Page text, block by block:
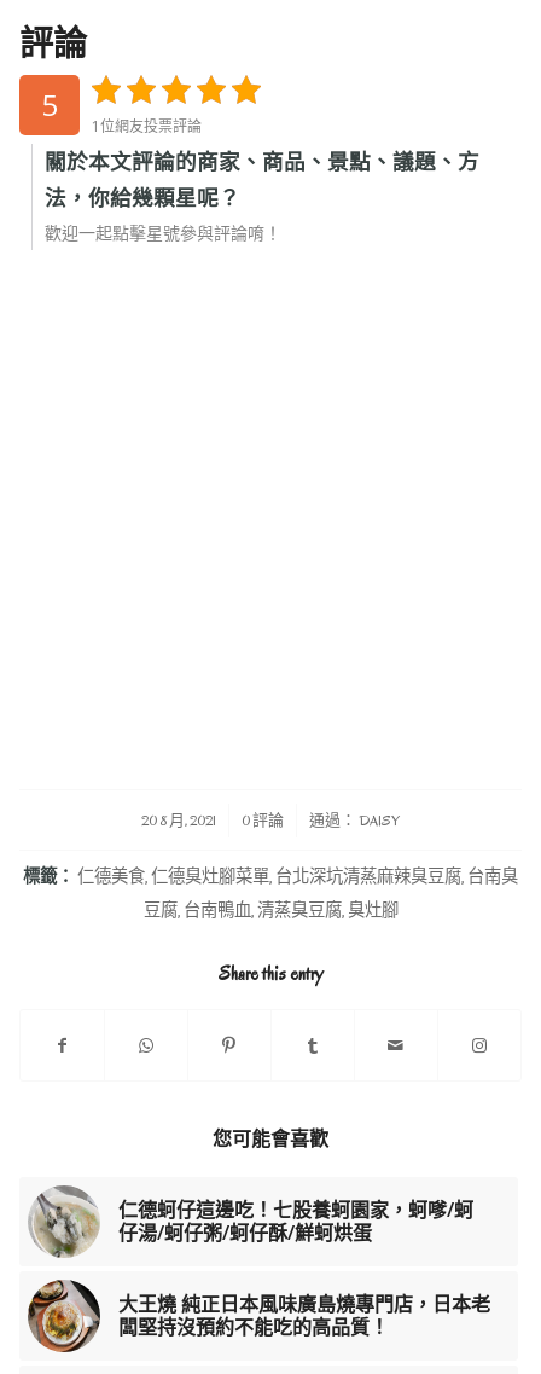
評論
5
1位網友投票評論
關於本文評論的商家、商品、景點、議題、方
法，你給幾顆星呢？
歡迎一起點擊星號參與評論唷！
20 8 月, 2021
/ 0 評論 通過： DAISY
標籤： 仁德美食,仁德臭灶腳菜單, 台北深坑清蒸麻辣臭豆腐, 台南臭
豆腐, 台南鴨血,清蒸臭豆腐, 臭灶腳
Share this entry
您可能會喜歡
仁德蚵仔這邊吃！七股養蚵園家，蚵嗲/蚵
仔湯/蚵仔粥/蚵仔酥/鮮蚵烘蛋
大王燒 純正日本風味廣島燒專門店，日本老
闆堅持沒預約不能吃的高品質！